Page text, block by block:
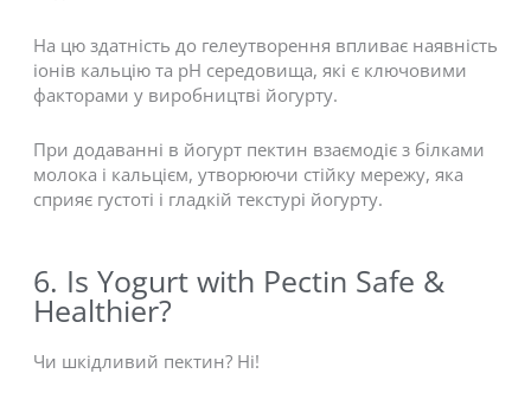
На цю здатність до гелеутворення впливає наявність
іонів кальцію та рН середовища, які є ключовими
факторами у виробництві йогурту.
При додаванні в йогурт пектин взаємодіє з білками
молока і кальцієм, утворюючи стійку мережу, яка
сприяє густоті і гладкій текстурі йогурту.
6. Is Yogurt with Pectin Safe &
Healthier?
Чи шкідливий пектин? Ні!